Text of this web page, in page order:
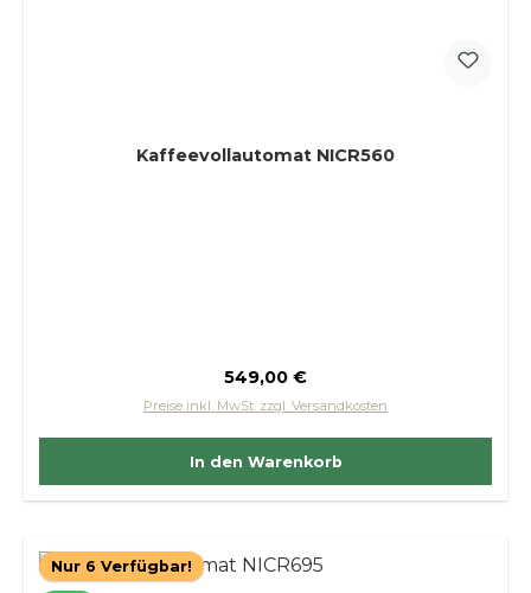
Kaffeevollautomat NICR560
Regulärer Preis:
549,00 €
Preise inkl. MwSt. zzgl. Versandkosten
In den Warenkorb
Nur 6 Verfügbar!